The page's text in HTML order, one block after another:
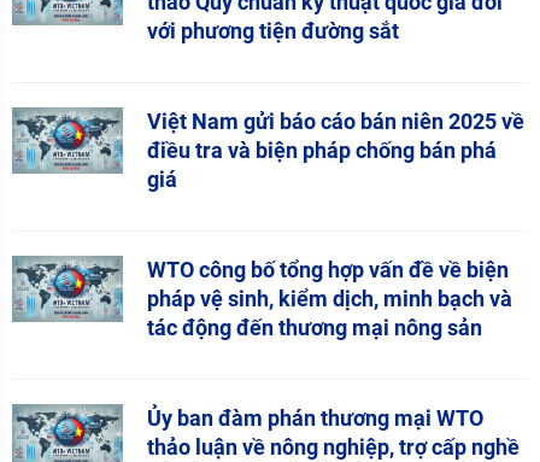
với phương tiện đường sắt
Việt Nam gửi báo cáo bán niên 2025 về
điều tra và biện pháp chống bán phá
giá
WTO công bố tổng hợp vấn đề về biện
pháp vệ sinh, kiểm dịch, minh bạch và
tác động đến thương mại nông sản
Ủy ban đàm phán thương mại WTO
thảo luận về nông nghiệp, trợ cấp nghề